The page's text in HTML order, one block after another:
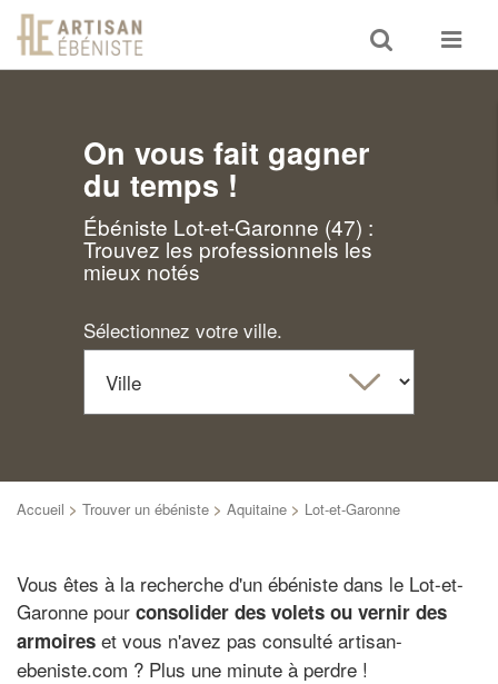
Toggle
search
Toggle
On vous fait gagner
du temps !
Ébéniste Lot-et-Garonne (47) :
Trouvez les professionnels les
mieux notés
Sélectionnez votre ville.
Accueil > Trouver un ébéniste > Aquitaine > Lot-et-Garonne
Vous êtes à la recherche d'un ébéniste dans le Lot-et-
Garonne pour consolider des volets ou vernir des
armoires et vous n'avez pas consulté artisan-
ebeniste.com ? Plus une minute à perdre !